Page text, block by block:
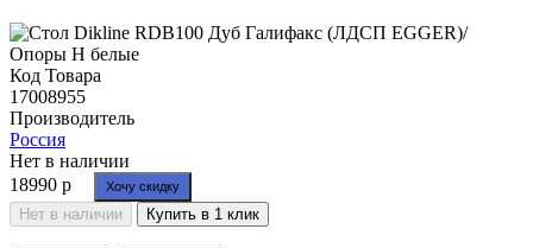
Код Товара
17008955
Производитель
Россия
Нет в наличии
18990 р
Хочу скидку
Нет в наличии Купить в 1 клик